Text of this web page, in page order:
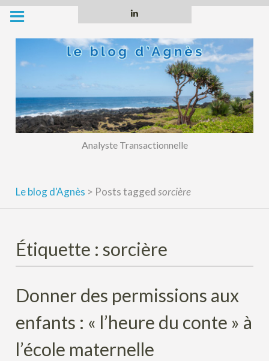
Skip
content
Analyste Transactionnelle
Le blog d'Agnès > Posts taggedsorcière
Étiquette :sorcière
Donner des permissions aux
enfants : « l’heure du conte » à
l’école maternelle